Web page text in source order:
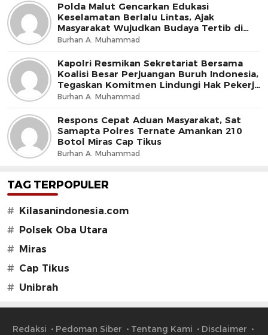
Polda Malut Gencarkan Edukasi
Keselamatan Berlalu Lintas, Ajak
Masyarakat Wujudkan Budaya Tertib di
Jalan
Burhan A. Muhammad
Kapolri Resmikan Sekretariat Bersama
Koalisi Besar Perjuangan Buruh Indonesia,
Tegaskan Komitmen Lindungi Hak Pekerja
dan Jaga Iklim Investasi
Burhan A. Muhammad
Respons Cepat Aduan Masyarakat, Sat
Samapta Polres Ternate Amankan 210
Botol Miras Cap Tikus
Burhan A. Muhammad
TAG TERPOPULER
# Kilasanindonesia.com
# Polsek Oba Utara
# Miras
# Cap Tikus
# Unibrah
Redaksi Pedoman Siber Tentang Kami Disclaimer